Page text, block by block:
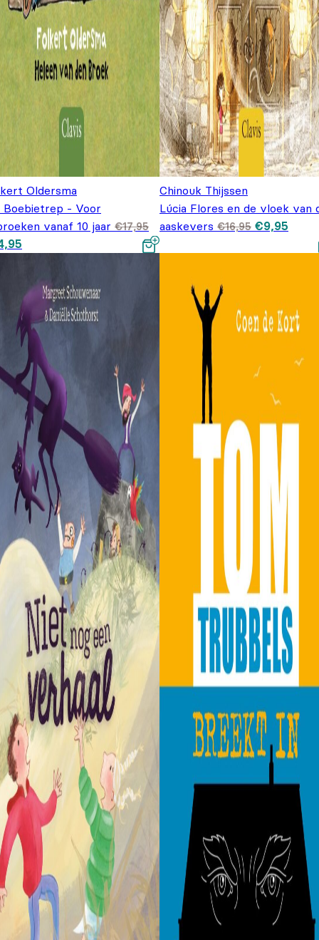
Oldersma
Boebietrep - Voor
vanaf 10 jaar €17,95
prijs was:
Huidige prijs is: €14,95.
Chinouk Thijssen
Lúcia Flores en de vloek van
aaskevers €16,95 prijs was:
€9,95
prijs